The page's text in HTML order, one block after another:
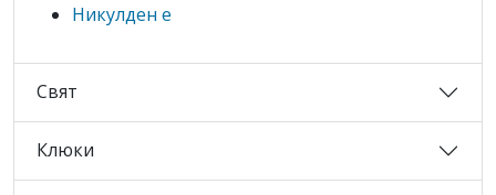
Никулден е
Свят
Клюки